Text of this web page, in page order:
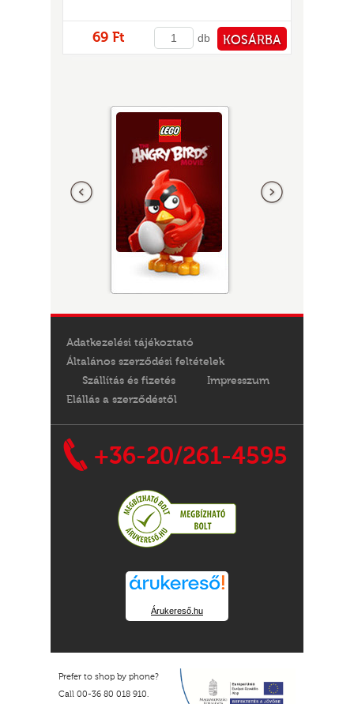
69 Ft db KOSÁRBA
Adatkezelési tájékoztató
Általános szerződési feltételek
Szállítás és fizetés
Impresszum
Elállás a szerződéstől
+36-20/261-4595
Árukereső.hu
Prefer to shop by phone?
Call 00-36 80 018 910.